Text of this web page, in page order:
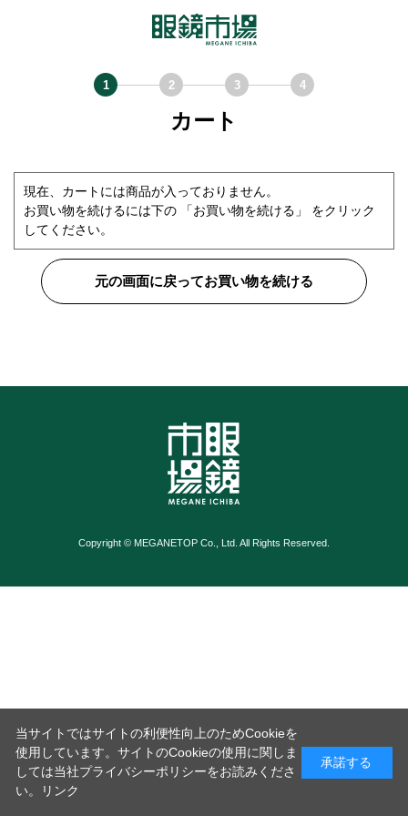
カート
現在、カートには商品が入っておりません。
お買い物を続けるには下の 「お買い物を続ける」 をクリック
してください。
元の画面に戻ってお買い物を続ける
Copyright © MEGANETOP Co., Ltd. All Rights Reserved.
当サイトではサイトの利便性向上のためCookieを
使用しています。サイトのCookieの使用に関しま
しては当社プライバシーポリシーをお読みくださ
い。
リンク
承諾する